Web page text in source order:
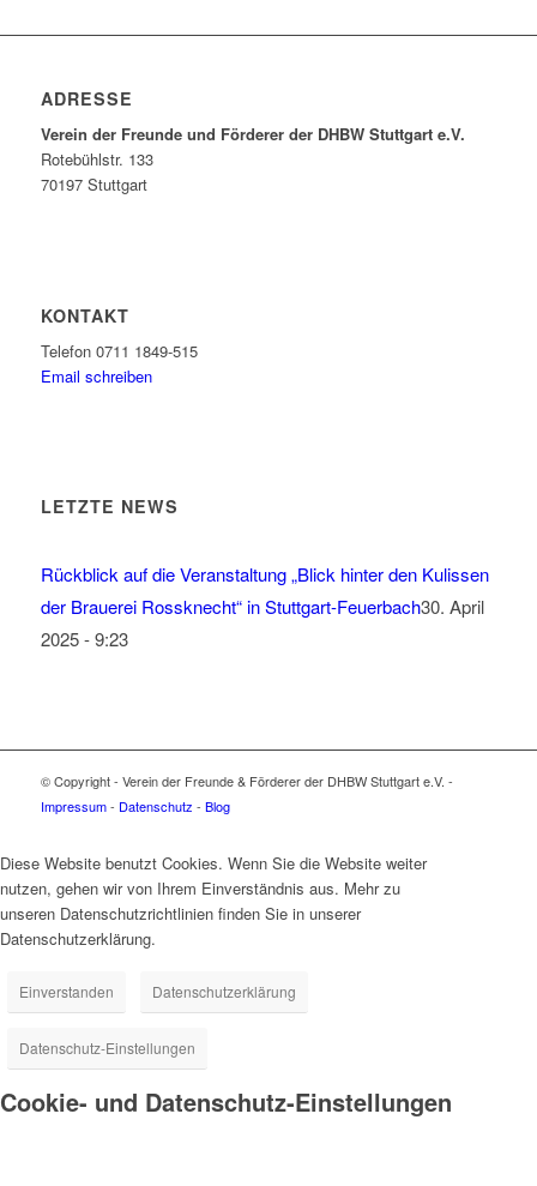
ADRESSE
Verein der Freunde und Förderer der DHBW Stuttgart e.V.
Rotebühlstr. 133
70197 Stuttgart
KONTAKT
Telefon 0711 1849-515
Email schreiben
LETZTE NEWS
Rückblick auf die Veranstaltung „Blick hinter den Kulissen
der Brauerei Rossknecht“ in Stuttgart-Feuerbach30. April
2025 - 9:23
© Copyright - Verein der Freunde & Förderer der DHBW Stuttgart e.V. -
Impressum- Datenschutz - Blog
Diese Website benutzt Cookies. Wenn Sie die Website weiter
nutzen, gehen wir von Ihrem Einverständnis aus. Mehr zu
unseren Datenschutzrichtlinien finden Sie in unserer
Datenschutzerklärung.
Einverstanden Datenschutzerklärung
Datenschutz-Einstellungen
Cookie- und Datenschutz-Einstellungen